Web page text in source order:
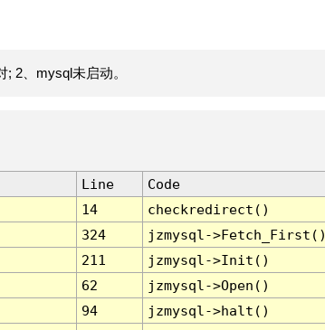
2、mysql未启动。
Line
Code
14
checkredirect()
324
jzmysql-
211
jzmysql->Init()
62
jzmysql->Open()
94
jzmysql->halt()